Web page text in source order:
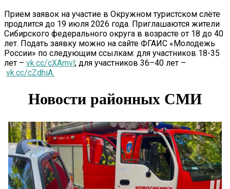
Прием заявок на участие в Окружном туристском слёте
продлится до 19 июля 2026 года. Приглашаются жители
Сибирского федерального округа в возрасте от 18 до 40
лет. Подать заявку можно на сайте ФГАИС «Молодежь
России» по следующим ссылкам: для участников 18-35
лет – vk.cc/cXAmvl; для участников 36–40 лет –
vk.cc/cZdhiA.